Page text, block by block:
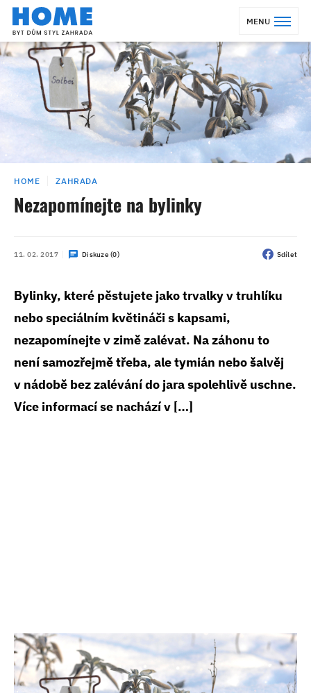
MENU
HOME ZAHRADA
Nezapomínejte na bylinky
11. 02. 2017 Diskuze (0) Sdílet
Bylinky, které pěstujete jako trvalky v truhlíku
nebo speciálním květináči s kapsami,
nezapomínejte v zimě zalévat. Na záhonu to
není samozřejmě třeba, ale tymián nebo šalvěj
v nádobě bez zalévání do jara spolehlivě uschne.
Více informací se nachází v […]